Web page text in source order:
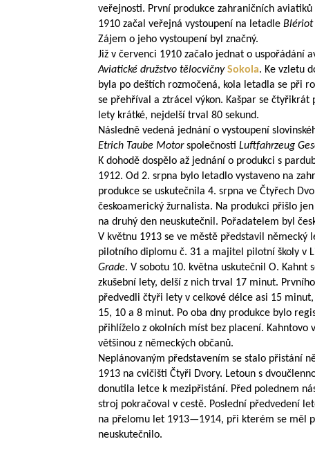
veřejnosti. První produkce zahraničních
1910 začal veřejná vystoupení na letadle Blériot
Zájem o jeho vystoupení byl značný.
Již v červenci 1910 začalo jednat o uspořádání
Aviatické družstvo tělocvičny Sokola. Ke vzletu
byla po deštích rozmočená, kola letadla se při
se přehříval a ztrácel výkon. Kašpar se
lety krátké, nejdelší trval 80 sekund.
Následně vedená jednání o vystoupení
Etrich Taube Motorspolečnosti Luftfahrzeug
K dohodě dospělo až jednání o produkci s
1912. Od 2. srpna bylo letadlo vystaveno na
produkce se uskutečnila 4. srpna ve Čtyřech
českoamerický žurnalista. Na produkci přišlo
na druhý den neuskutečnil. Pořadatelem byl
V květnu 1913 se ve městě představil německý
pilotního diplomu č. 31 a majitel pilotní školy v
Grade. V sobotu 10. května uskutečnil O. Kahnt
zkušební lety, delší z nich trval 17 minut.
předvedli čtyři lety v celkové délce asi 15
15, 10 a 8 minut. Po oba dny produkce bylo
přihlíželo z okolních míst bez placení. Kahntovo
většinou z německých občanů.
Neplánovaným představením se stalo přistání
1913 na cvičišti Čtyři Dvory. Letoun s
donutila letce k mezipřistání. Před polednem
stroj pokračoval v cestě. Poslední předvedení
na přelomu let 1913—1914, při kterém se měl
neuskutečnilo.